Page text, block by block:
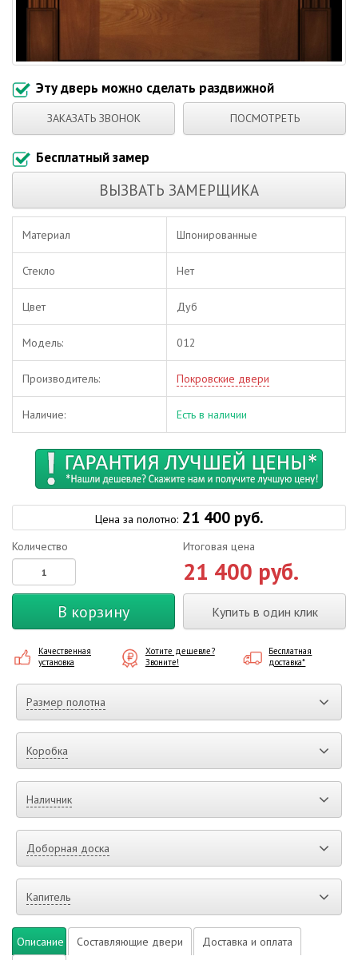
Эту дверь можно сделать раздвижной
ЗАКАЗАТЬ ЗВОНОК ПОСМОТРЕТЬ
Бесплатный замер
ВЫЗВАТЬ ЗАМЕРЩИКА
Материал Шпонированные
Стекло Нет
Цвет Дуб
Модель: 012
Производитель: Покровские двери
Наличие: Есть в наличии
Цена за полотно:21 400 руб.
Количество Итоговая цена
21 400 руб.
В корзину Купить в один клик
Качественная
установка
Хотите дешевле?
Звоните!
Бесплатная
доставка*
Размер полотна
Коробка
Наличник
Доборная доска
Капитель
Описание Составляющие двери Доставка и оплата